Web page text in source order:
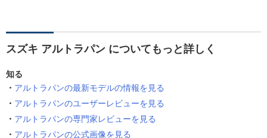
スズキ アルトラパン についてもっと詳しく
知る
アルトラパンの最新モデルの情報を見る
アルトラパンのユーザーレビューを見る
アルトラパンの専門家レビューを見る
アルトラパンの公式画像を見る